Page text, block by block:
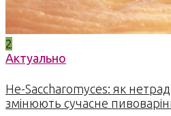
2
Актуально
Не-Saccharomyces: як
змінюють сучасне